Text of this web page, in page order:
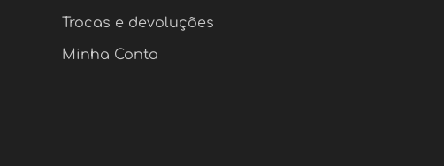
Trocas e devoluções
Minha Conta